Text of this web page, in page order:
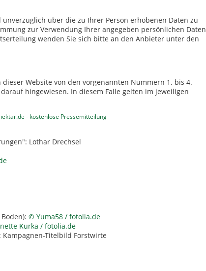
über die zu Ihrer Person erhobenen Daten zu
zur Verwendung Ihrer angegeben persönlichen Daten
wenden Sie sich bitte an den Anbieter unter den
Website von den vorgenannten Nummern 1. bis 4.
hingewiesen. In diesem Falle gelten im jeweiligen
- kostenlose Pressemitteilung
Lothar Drechsel
© Yuma58 / fotolia.de
Kurka / fotolia.de
Titelbild Forstwirte